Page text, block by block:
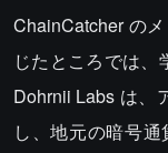
ChainCatcher の
じたところでは
Dohrnii Labs は、
し、地元の暗号